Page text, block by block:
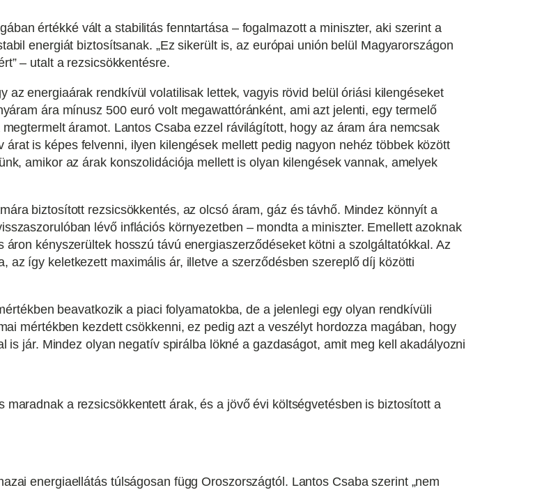
értékké vált a stabilitás fenntartása – fogalmazott a miniszter, aki szerint a
energiát biztosítsanak. „Ez sikerült is, az európai unión belül Magyarországon
– utalt a rezsicsökkentésre.
az energiaárak rendkívül volatilisak lettek, vagyis rövid belül óriási kilengéseket
ára mínusz 500 euró volt megawattóránként, ami azt jelenti, egy termelő
áramot. Lantos Csaba ezzel rávilágított, hogy az áram ára nemcsak
is képes felvenni, ilyen kilengések mellett pedig nagyon nehéz többek között
amikor az árak konszolidációja mellett is olyan kilengések vannak, amelyek
biztosított rezsicsökkentés, az olcsó áram, gáz és távhő. Mindez könnyít a
lévő inflációs környezetben – mondta a miniszter. Emellett azoknak
kényszerültek hosszú távú energiaszerződéseket kötni a szolgáltatókkal. Az
az így keletkezett maximális ár, illetve a szerződésben szereplő díj közötti
beavatkozik a piaci folyamatokba, de a jelenlegi egy olyan rendkívüli
mértékben kezdett csökkenni, ez pedig azt a veszélyt hordozza magában, hogy
jár. Mindez olyan negatív spirálba lökné a gazdaságot, amit meg kell akadályozni
a rezsicsökkentett árak, és a jövő évi költségvetésben is biztosított a
energiaellátás túlságosan függ Oroszországtól. Lantos Csaba szerint „nem